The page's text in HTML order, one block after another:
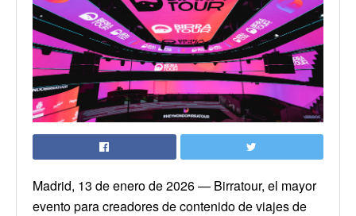
Madrid, 13 de enero de 2026 — Birratour, el mayor
evento para creadores de contenido de viajes de